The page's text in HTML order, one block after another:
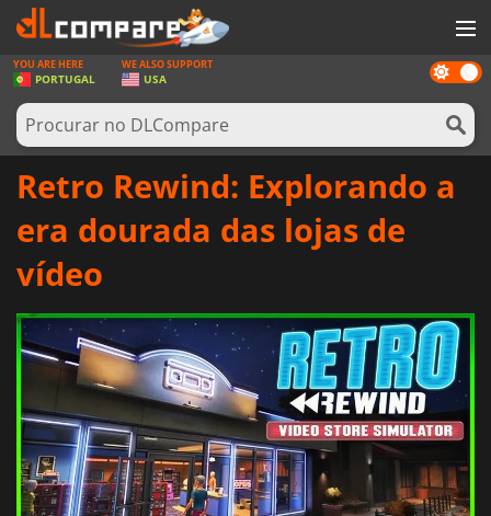
JOGOS
GAME CARDS
SOFTWARE
ENTRAR OU REGISTAR
Dark
mode
YOU ARE HERE
PORTUGAL
WE ALSO SUPPORT
USA
Retro Rewind: Explorando a
era dourada das lojas de
vídeo